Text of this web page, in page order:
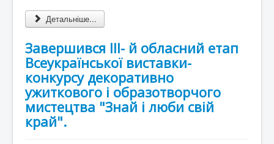
Детальніше...
Завершився ІІІ- й обласний етап
Всеукраїнської виставки-
конкурсу декоративно
ужиткового і образотворчого
мистецтва "Знай і люби свій
край".